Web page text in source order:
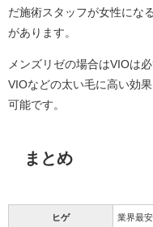
だ施術スタッフが女性にな
があります。
メンズリゼの場合はVIOは
VIOなどの太い毛に高い効
可能です。
まとめ
ヒゲ 業界最